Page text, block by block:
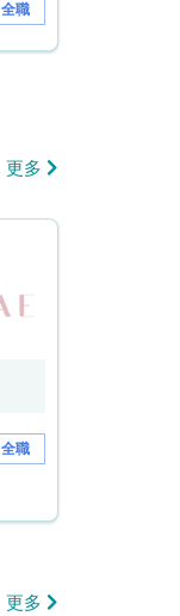
全職
更多
全職
更多